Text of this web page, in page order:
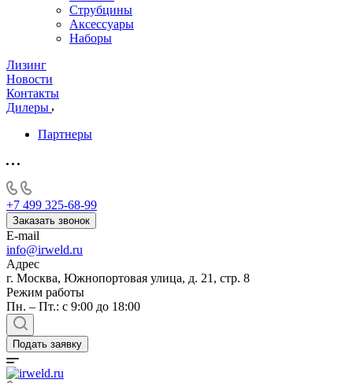
Струбцины
Аксессуары
Наборы
Лизинг
Новости
Контакты
Дилеры
Партнеры
+7 499 325-68-99
Заказать звонок
E-mail
info@irweld.ru
Адрес
г. Москва, Южнопортовая улица, д. 21, стр. 8
Режим работы
Пн. – Пт.: с 9:00 до 18:00
Подать заявку